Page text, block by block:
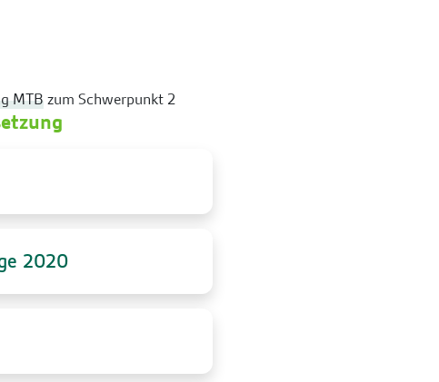
MTBzum Schwerpunkt 2
2020